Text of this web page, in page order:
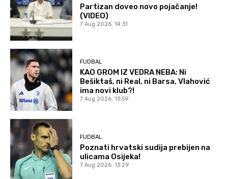
Partizan doveo novo pojačanje!
(VIDEO)
7 Aug 2026. 14:31
FUDBAL
KAO GROM IZ VEDRA NEBA: Ni
Bešiktaš, ni Real, ni Barsa, Vlahović
ima novi klub?!
7 Aug 2026. 13:59
FUDBAL
Poznati hrvatski sudija prebijen na
ulicama Osijeka!
7 Aug 2026. 13:29